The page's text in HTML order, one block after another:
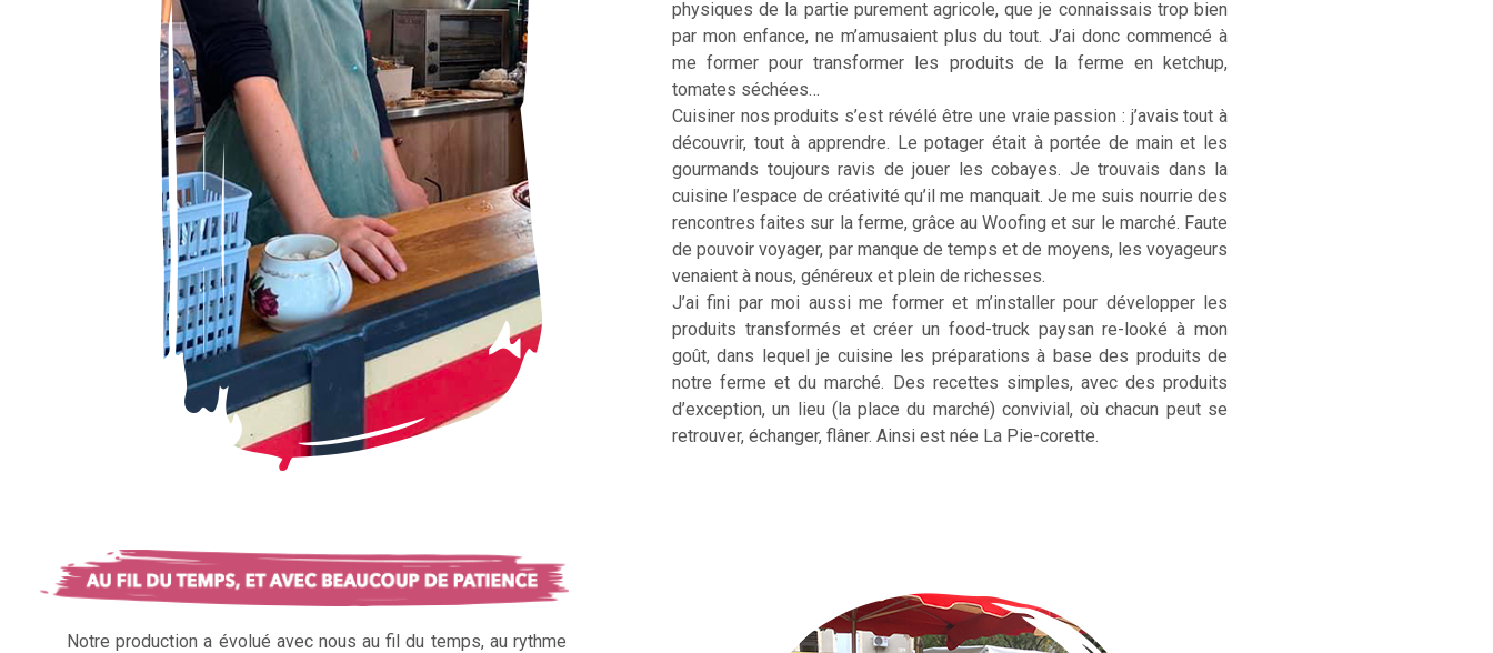
physiques de la partie purement agricole, que je connaissais trop bien
par mon enfance, ne m’amusaient plus du tout. J’ai donc commencé à
me former pour transformer les produits de la ferme en ketchup,
tomates séchées…
Cuisiner nos produits s’est révélé être une vraie passion : j’avais tout à
découvrir, tout à apprendre. Le potager était à portée de main et les
gourmands toujours ravis de jouer les cobayes. Je trouvais dans la
cuisine l’espace de créativité qu’il me manquait. Je me suis nourrie des
rencontres faites sur la ferme, grâce au Woofing et sur le marché. Faute
de pouvoir voyager, par manque de temps et de moyens, les voyageurs
venaient à nous, généreux et plein de richesses.
J’ai fini par moi aussi me former et m’installer pour développer les
produits transformés et créer un food-truck paysan re-looké à mon
goût, dans lequel je cuisine les préparations à base des produits de
notre ferme et du marché. Des recettes simples, avec des produits
d’exception, un lieu (la place du marché) convivial, où chacun peut se
retrouver, échanger, flâner. Ainsi est née La Pie-corette.
Notre production a évolué avec nous au fil du temps, au rythme